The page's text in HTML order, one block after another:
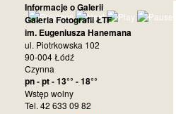
Informacje o Galerii
Galeria Fotografii ŁTF
im. Eugeniusza Hanemana
ul. Piotrkowska 102
90-004 Łódź
Czynna
pn - pt - 13°° - 18°°
Wstęp wolny
Tel. 42 633 09 82